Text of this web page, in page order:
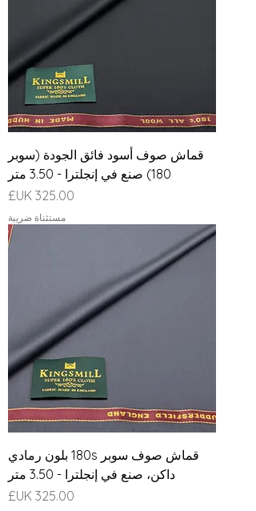
قماش صوف أسود فائق الجودة (سوبر
180) صنع في إنجلترا - 3.50 متر
السعر
مستثناة ضريبة
قماش صوف سوبر 180s بلون رمادي
داكن، صنع في إنجلترا - 3.50 متر
السعر